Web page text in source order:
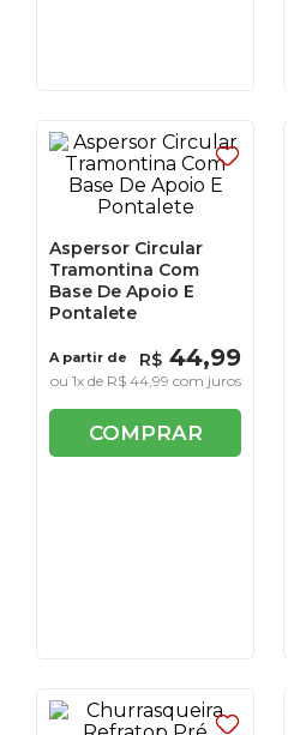
Aspersor Circular
Tramontina Com
Base De Apoio E
Pontalete
A partir de R$ 44,99
ou1x de R$ 44,99 com juros
COMPRAR